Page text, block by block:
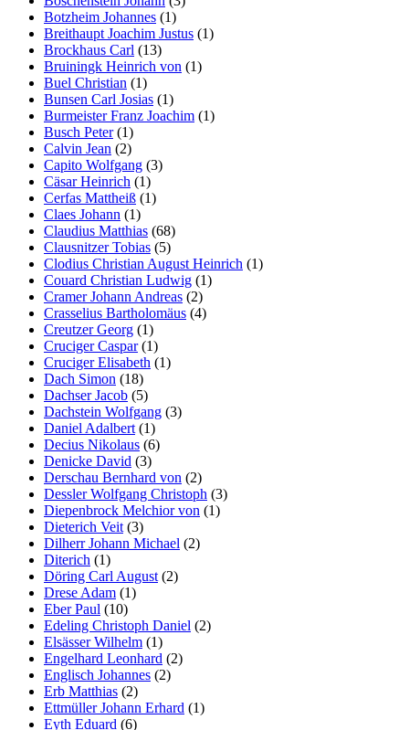
Botzheim Johannes (1)
Breithaupt Joachim Justus (1)
Brockhaus Carl (13)
Bruiningk Heinrich von (1)
Buel Christian (1)
Bunsen Carl Josias (1)
Burmeister Franz Joachim (1)
Busch Peter(1)
Calvin Jean (2)
Capito Wolfgang (3)
Cäsar Heinrich (1)
Cerfas Mattheiß (1)
Claes Johann (1)
Claudius Matthias (68)
Clausnitzer Tobias (5)
Clodius Christian August Heinrich (1)
Couard Christian Ludwig (1)
Cramer Johann Andreas (2)
Crasselius Bartholomäus (4)
Creutzer Georg (1)
Cruciger Caspar(1)
Cruciger Elisabeth (1)
Dach Simon (18)
Dachser Jacob (5)
Dachstein Wolfgang (3)
Daniel Adalbert (1)
Decius Nikolaus (6)
Denicke David (3)
Derschau Bernhard von (2)
Dessler Wolfgang Christoph (3)
Diepenbrock Melchior von (1)
Dieterich Veit (3)
Dilherr Johann Michael (2)
Diterich (1)
Döring Carl August (2)
Drese Adam (1)
Eber Paul (10)
Edeling Christoph Daniel (2)
Elsässer Wilhelm (1)
Engelhard Leonhard (2)
Englisch Johannes (2)
Erb Matthias (2)
Ettmüller Johann Erhard (1)
Eyth Eduard (6)